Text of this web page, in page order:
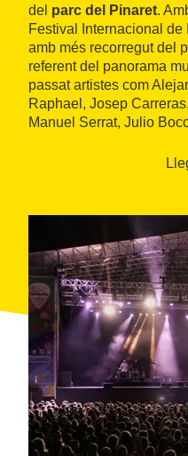
del parc del Pinaret.
Festival Internacional
amb més recorregut del
referent del panorama
passat artistes com
Raphael, Josep
Manuel Serrat, Julio
música en